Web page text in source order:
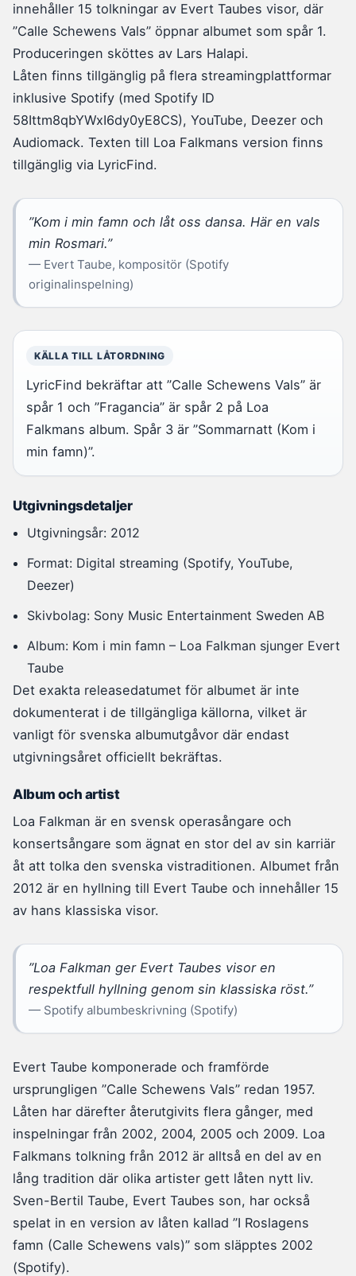
innehåller 15 tolkningar av Evert Taubes visor, där
”Calle Schewens Vals” öppnar albumet som spår 1.
Produceringen sköttes av Lars Halapi.
Låten finns tillgänglig på flera streamingplattformar
inklusive Spotify (med Spotify ID
58Ittm8qbYWxI6dy0yE8CS), YouTube, Deezer och
Audiomack. Texten till Loa Falkmans version finns
tillgänglig via LyricFind.
”Kom i min famn och låt oss dansa. Här en vals
min Rosmari.”
— Evert Taube, kompositör (Spotify
originalinspelning)
KÄLLA TILL LÅTORDNING
LyricFind bekräftar att ”Calle Schewens Vals” är
spår 1 och ”Fragancia” är spår 2 på Loa
Falkmans album. Spår 3 är ”Sommarnatt (Kom i
min famn)”.
Utgivningsdetaljer
Utgivningsår: 2012
Format: Digital streaming (Spotify, YouTube,
Deezer)
Skivbolag: Sony Music Entertainment Sweden AB
Album: Kom i min famn – Loa Falkman sjunger Evert
Taube
Det exakta releasedatumet för albumet är inte
dokumenterat i de tillgängliga källorna, vilket är
vanligt för svenska albumutgåvor där endast
utgivningsåret officiellt bekräftas.
Album och artist
Loa Falkman är en svensk operasångare och
konsertsångare som ägnat en stor del av sin karriär
åt att tolka den svenska vistraditionen. Albumet från
2012 är en hyllning till Evert Taube och innehåller 15
av hans klassiska visor.
”Loa Falkman ger Evert Taubes visor en
respektfull hyllning genom sin klassiska röst.”
— Spotify albumbeskrivning (Spotify)
Evert Taube komponerade och framförde
ursprungligen ”Calle Schewens Vals” redan 1957.
Låten har därefter återutgivits flera gånger, med
inspelningar från 2002, 2004, 2005 och 2009. Loa
Falkmans tolkning från 2012 är alltså en del av en
lång tradition där olika artister gett låten nytt liv.
Sven-Bertil Taube, Evert Taubes son, har också
spelat in en version av låten kallad ”I Roslagens
famn (Calle Schewens vals)” som släpptes 2002
(Spotify).